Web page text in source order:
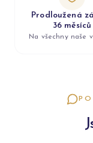
Prodloužená
36 měsíců
Na všechny naše